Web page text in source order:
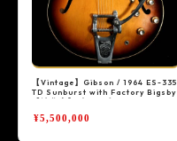
【Vintage】Gibson / 1964 ES-335
TD Sunburst with Factory Bigsby
¥5,500,000